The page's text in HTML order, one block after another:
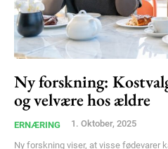
Ny forskning:
og velvære hos ældre
ERNÆRING 1. Oktober, 2025
Ny forskning viser, at visse fødevarer